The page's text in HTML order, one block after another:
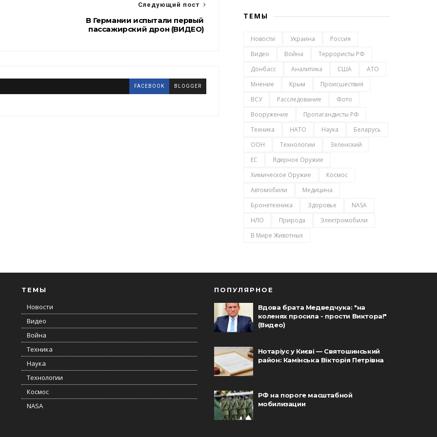
Следующий пост
В Германии испытали первый
пассажирский дрон (ВИДЕО)
FACEBOOK BLOGGER
ТЕМЫ
Новости Украина
Россия
Видео
Война
Террористы РФ
Донбасс
Аналитика США
АТО
Мнение
Крым
Происшествия
ВСУ
Расследование
Фото
Вооружение
Пропагандисты РФ
Техника
НАТО Наука
Беларусь
ООН
Технологии
Зеленский
ЕС
Ядерное Оружие
Химическое Оружие
Космос
Автомобили
Медицина
Бронетехника
Здоровье
NASA
НЛО
Природа
Электромобили
В Мире Животных
ТЕМЫ
Новости
Видео
Война
Техника
Наука
Технологии
Космос
NASA
ПОПУЛЯРНОЕ
Вдова брата Медведчука: "на
коленях просила - прости Виктора!"
(Видео)
Нотаріус у Києві — Святошинський
район: Камінська Вікторія Петрівна
РФ на пороге масштабной
мобилизации